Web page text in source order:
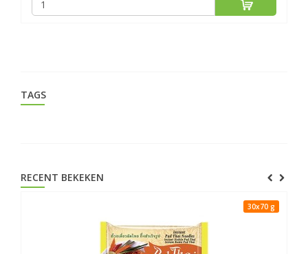
TAGS
RECENT BEKEKEN
30x70 g